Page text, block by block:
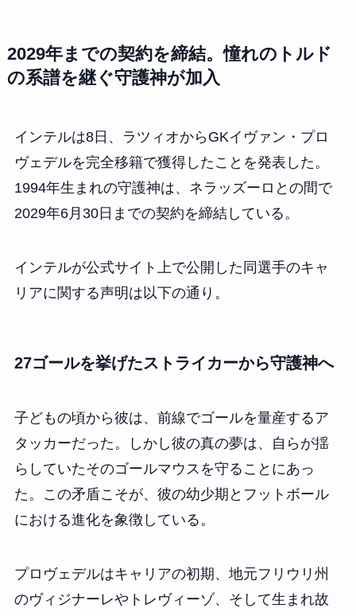
2029年までの契約を締結。憧れのトルド
の系譜を継ぐ守護神が加入
インテルは8日、ラツィオからGKイヴァン・プロ
ヴェデルを完全移籍で獲得したことを発表した。
1994年生まれの守護神は、ネラッズーロとの間で
2029年6月30日までの契約を締結している。
インテルが公式サイト上で公開した同選手のキャ
リアに関する声明は以下の通り。
27ゴールを挙げたストライカーから守護神へ
子どもの頃から彼は、前線でゴールを量産するア
タッカーだった。しかし彼の真の夢は、自らが揺
らしていたそのゴールマウスを守ることにあっ
た。この矛盾こそが、彼の幼少期とフットボール
における進化を象徴している。
プロヴェデルはキャリアの初期、地元フリウリ州
のヴィジナーレやトレヴィーゾ、そして生まれ故